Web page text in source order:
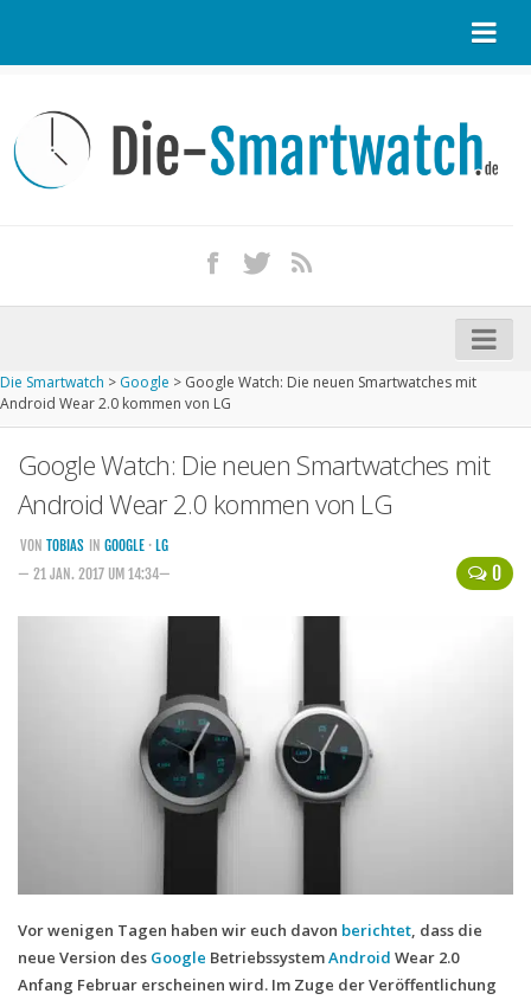
Kontakt / Tipp geben
Impressum
iPhone kaufen
Startseite
Kommende Smartwatches
Handytarife
Smartphonetarife
Datentarife
Smartphonetarife
Prepaid-Tarife
Flatrate-Prepaidtarife
Mobilfunk-Vergleichsrechner
Mobilfunk-Tarifrechner
Die Smartwatch > Google > Google Watch: Die neuen Smartwatches mit
Android Wear 2.0 kommen von LG
Google Watch: Die neuen Smartwatches mit
Android Wear 2.0 kommen von LG
0
VON TOBIAS IN GOOGLE · LG
— 21 JAN. 2017 UM 14:34—
Vor wenigen Tagen haben wir euch davon berichtet, dass die
neue Version des Google BetriebssystemAndroid Wear 2.0
Anfang Februar erscheinen wird. Im Zuge der Veröffentlichung